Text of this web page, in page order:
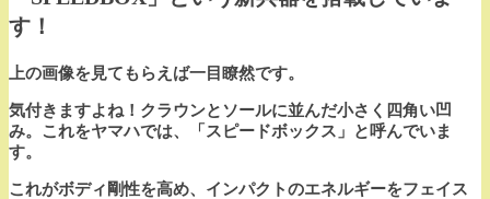
す！
上の画像を見てもらえば一目瞭然です。
気付きますよね！クラウンとソールに並んだ小さく四角い凹
み。これをヤマハでは、「スピードボックス」と呼んでいま
す。
これがボディ剛性を高め、インパクトのエネルギーをフェイス